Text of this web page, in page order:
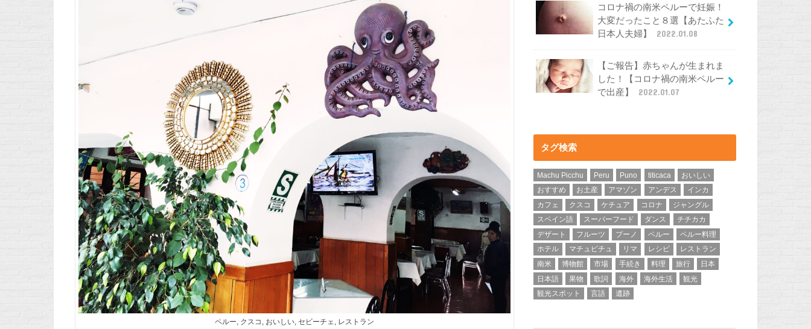
ペルー, クスコ, おいしい, セビーチェ, レストラン
コロナ禍の南米ペルーで妊娠！
大変だったこと８選【あたふた
日本人夫婦】
2022.01.08
【ご報告】赤ちゃんが生まれま
した！【コロナ禍の南米ペルー
で出産】
2022.01.07
タグ検索
Machu Picchu Peru Puno titicaca
おいしい
おすすめ
お土産 アマゾン アンデス
インカ
カフェ
クスコ ケチュア コロナ
ジャングル
スペイン語
スーパーフード ダンス
チチカカ
デザート
フルーツ プーノ ペルー
ペルー料理
ホテル
マチュピチュ リマ レシピ
レストラン
南米
博物館 市場 手続き 料理 旅行
日本
日本語
果物 歌詞 海外 海外生活
観光
観光スポット
言語 遺跡